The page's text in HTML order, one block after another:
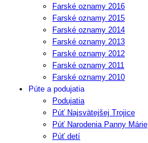
Farské oznamy 2016
Farské oznamy 2015
Farské oznamy 2014
Farské oznamy 2013
Farské oznamy 2012
Farské oznamy 2011
Farské oznamy 2010
Púte a podujatia
Podujatia
Púť Najsvätejšej Trojice
Púť Narodenia Panny Márie
Púť detí